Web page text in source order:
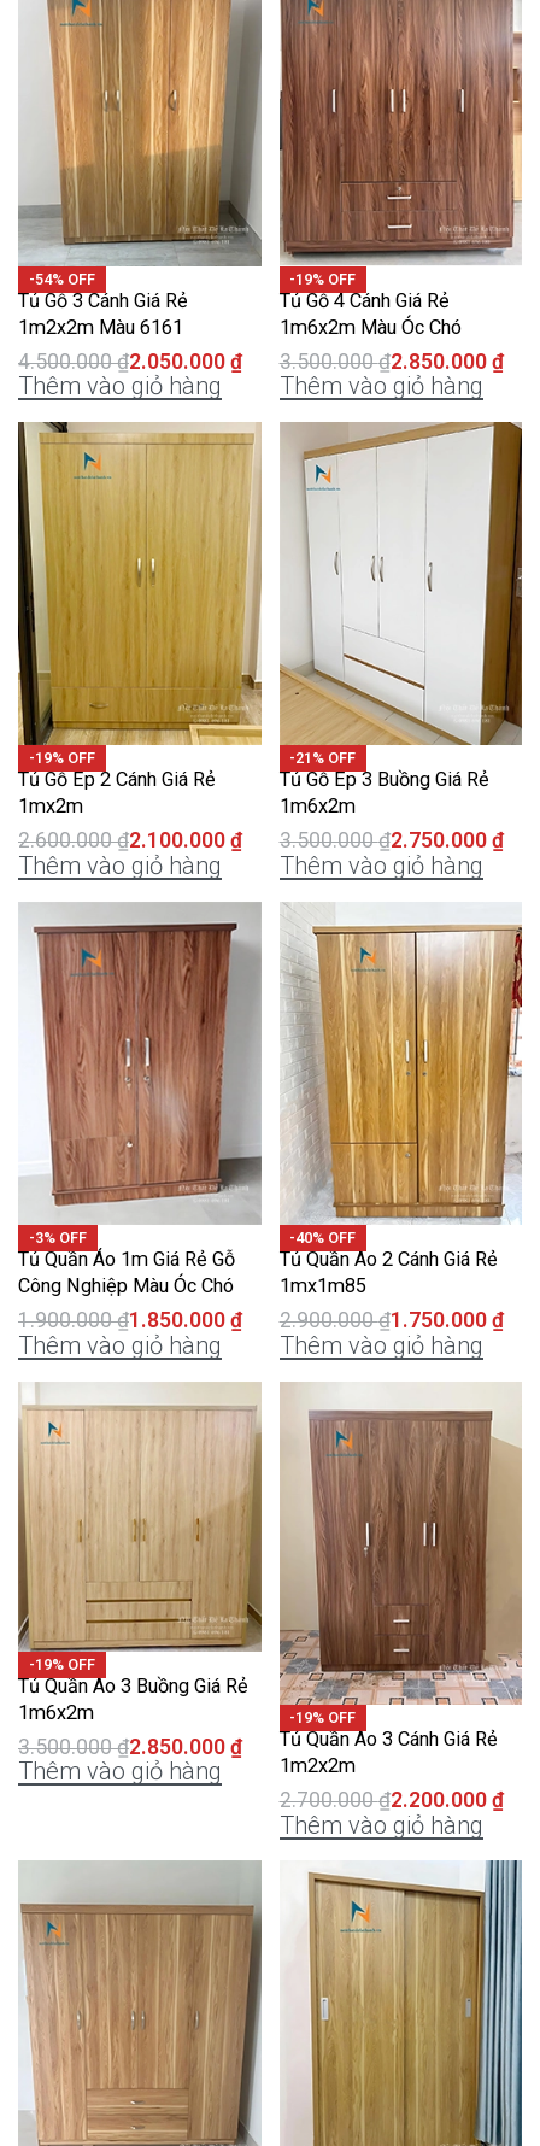
-54% OFF
Tủ Gỗ 3 Cánh Giá Rẻ
1m2x2m Màu 6161
4.500.000₫2.050.000 ₫
Thêm vào giỏ hàng
-19% OFF
Tủ Gỗ 4 Cánh Giá Rẻ
1m6x2m Màu Óc Chó
3.500.000₫2.850.000 ₫
Thêm vào giỏ hàng
-19% OFF
Tủ Gỗ Ép 2 Cánh Giá Rẻ
1mx2m
2.600.000₫2.100.000 ₫
Thêm vào giỏ hàng
-21% OFF
Tủ Gỗ Ép 3 Buồng Giá Rẻ
1m6x2m
3.500.000₫2.750.000 ₫
Thêm vào giỏ hàng
-3% OFF
Tủ Quần Áo 1m Giá Rẻ Gỗ
Công Nghiệp Màu Óc Chó
1.900.000₫1.850.000 ₫
Thêm vào giỏ hàng
-40% OFF
Tủ Quần Áo 2 Cánh Giá Rẻ
1mx1m85
2.900.000₫1.750.000 ₫
Thêm vào giỏ hàng
-19% OFF
Tủ Quần Áo 3 Buồng Giá Rẻ
1m6x2m
3.500.000₫2.850.000 ₫
Thêm vào giỏ hàng
-19% OFF
Tủ Quần Áo 3 Cánh Giá Rẻ
1m2x2m
2.700.000₫2.200.000 ₫
Thêm vào giỏ hàng